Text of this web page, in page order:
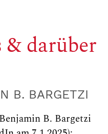
& darüber
B. BARGETZI
B. Bargetzi